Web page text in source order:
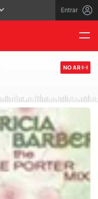
Entrar
NO AR